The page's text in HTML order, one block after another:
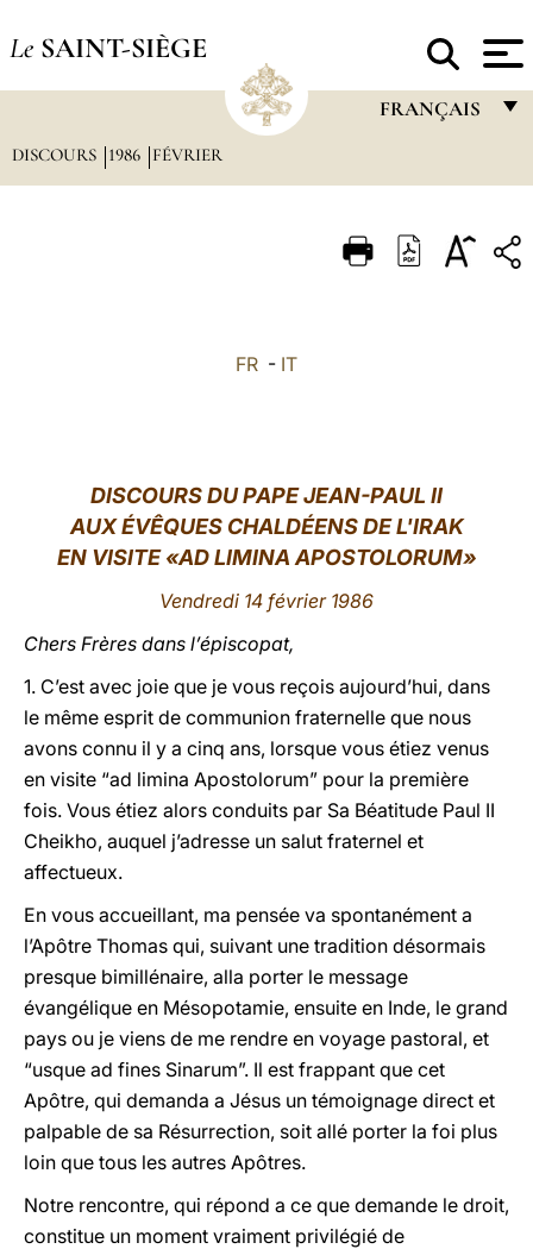
Le SAINT-SIÈGE
FRANÇAIS
ITALIANO
中文
LATINE
DISCOURS 1986 FÉVRIER
FR - IT
DISCOURS DU PAPE JEAN-PAUL II
AUX ÉVÊQUES CHALDÉENS DE L'IRAK
EN VISITE «AD LIMINA APOSTOLORUM»
Vendredi 14 février 1986
Chers Frères dans l’épiscopat,
1. C’est avec joie que je vous reçois aujourd’hui, dans
le même esprit de communion fraternelle que nous
avons connu il y a cinq ans, lorsque vous étiez venus
en visite “ad limina Apostolorum” pour la première
fois. Vous étiez alors conduits par Sa Béatitude Paul II
Cheikho, auquel j’adresse un salut fraternel et
affectueux.
En vous accueillant, ma pensée va spontanément a
l’Apôtre Thomas qui, suivant une tradition désormais
presque bimillénaire, alla porter le message
évangélique en Mésopotamie, ensuite en Inde, le grand
pays ou je viens de me rendre en voyage pastoral, et
“usque ad fines Sinarum”. Il est frappant que cet
Apôtre, qui demanda a Jésus un témoignage direct et
palpable de sa Résurrection, soit allé porter la foi plus
loin que tous les autres Apôtres.
Notre rencontre, qui répond a ce que demande le droit,
constitue un moment vraiment privilégié de